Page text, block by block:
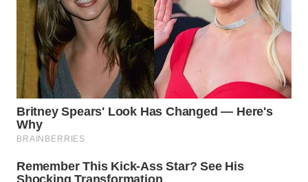
BOGOR
WN
DEPOK
WN
TAPANULI
UTARA
SAMOSIR